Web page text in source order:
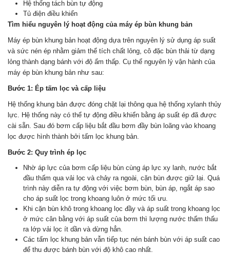
Hệ thống tách bùn tự động
Tủ điện điều khiển
Tìm hiểu nguyên lý hoạt động của máy ép bùn khung bản
Máy ép bùn khung bản hoạt động dựa trên nguyên lý sử dụng áp suất
và sức nén ép nhằm giảm thể tích chất lỏng, cô đặc bùn thải từ dạng
lỏng thành dạng bánh với độ ẩm thấp. Cụ thể nguyên lý vận hành của
máy ép bùn khung bản như sau:
Bước 1: Ép tấm lọc và cấp liệu
Hệ thống khung bản được đóng chặt lại thông qua hệ thống xylanh thủy
lực. Hệ thống này có thể tự động điều khiển bằng áp suất ép đã được
cài sẵn. Sau đó bơm cấp liệu bắt đầu bơm đầy bùn loãng vào khoang
lọc được hình thành bởi tấm lọc khung bản.
Bước 2: Quy trình ép lọc
Nhờ áp lực của bơm cấp liệu bùn cùng áp lực xy lanh, nước bắt
đầu thấm qua vải lọc và chảy ra ngoài, cặn bùn được giữ lại. Quá
trình này diễn ra tự động với việc bơm bùn, bùn áp, ngắt áp sao
cho áp suất lọc trong khoang luôn ở mức tối ưu.
Khi cặn bùn khô trong khoang lọc đầy và áp suất trong khoang lọc
ở mức cân bằng với áp suất của bơm thì lượng nước thẩm thấu
ra lớp vải lọc ít dần và dừng hẳn.
Các tấm lọc khung bản vẫn tiếp tục nén bánh bùn với áp suất cao
để thu được bánh bùn với độ khô cao nhất.